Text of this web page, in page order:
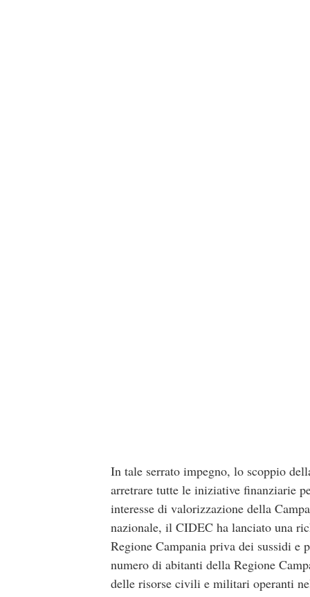
In tale serrato impegno, lo scoppio
arretrare tutte le iniziative finanziarie
interesse di valorizzazione della
nazionale, il CIDEC ha lanciato una
Regione Campania priva dei sussidi e
numero di abitanti della Regione
delle risorse civili e militari operanti